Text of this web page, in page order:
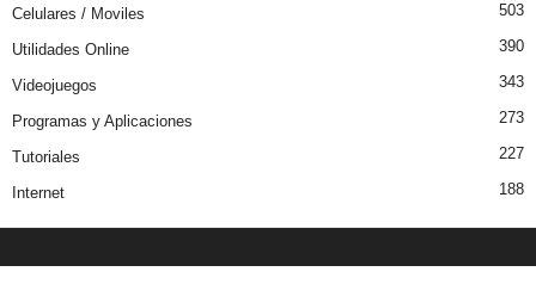
Celulares / Moviles 503
Utilidades Online 390
Videojuegos 343
Programas y Aplicaciones 273
Tutoriales 227
Internet 188